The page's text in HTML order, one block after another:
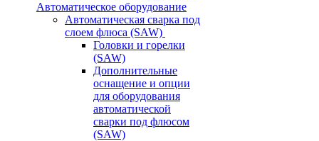
Автоматическое оборудование
Автоматическая сварка под
слоем флюса (SAW)
Головки и горелки
(SAW)
Дополнительные
оснащение и опции
для оборудования
автоматической
сварки под флюсом
(SAW)